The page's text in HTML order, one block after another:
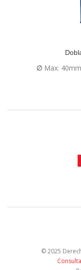
∅ Max:
© 2025